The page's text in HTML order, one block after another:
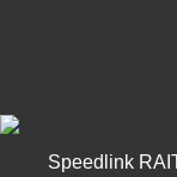
Speedlink